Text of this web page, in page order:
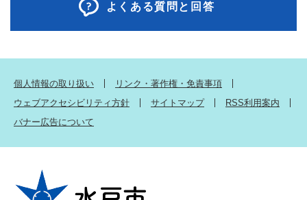
よくある質問と回答
個人情報の取り扱い
リンク・著作権・免責事項
ウェブアクセシビリティ方針
サイトマップ
RSS利用案内
バナー広告について